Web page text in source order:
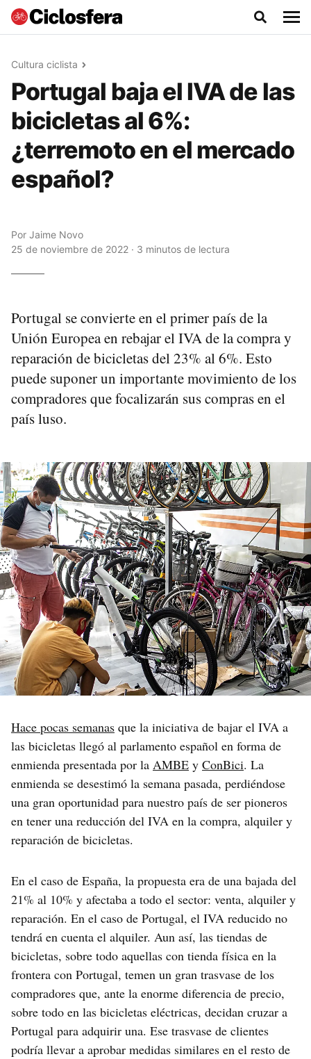
Cultura ciclista
Portugal baja el IVA de las
bicicletas al 6%:
¿terremoto en el mercado
español?
Por Jaime Novo
25 de noviembre de 2022 · 3 minutos de lectura
Portugal se convierte en el primer país de la
Unión Europea en rebajar el IVA de la compra y
reparación de bicicletas del 23% al 6%. Esto
puede suponer un importante movimiento de los
compradores que focalizarán sus compras en el
país luso.
Hace pocas semanas que la iniciativa de bajar el IVA a
las bicicletas llegó al parlamento español en forma de
enmienda presentada por la AMBE y ConBici. La
enmienda se desestimó la semana pasada, perdiéndose
una gran oportunidad para nuestro país de ser pioneros
en tener una reducción del IVA en la compra, alquiler y
reparación de bicicletas.
En el caso de España, la propuesta era de una bajada del
21% al 10% y afectaba a todo el sector: venta, alquiler y
reparación. En el caso de Portugal, el IVA reducido no
tendrá en cuenta el alquiler. Aun así, las tiendas de
bicicletas, sobre todo aquellas con tienda física en la
frontera con Portugal, temen un gran trasvase de los
compradores que, ante la enorme diferencia de precio,
sobre todo en las bicicletas eléctricas, decidan cruzar a
Portugal para adquirir una. Ese trasvase de clientes
podría llevar a aprobar medidas similares en el resto de